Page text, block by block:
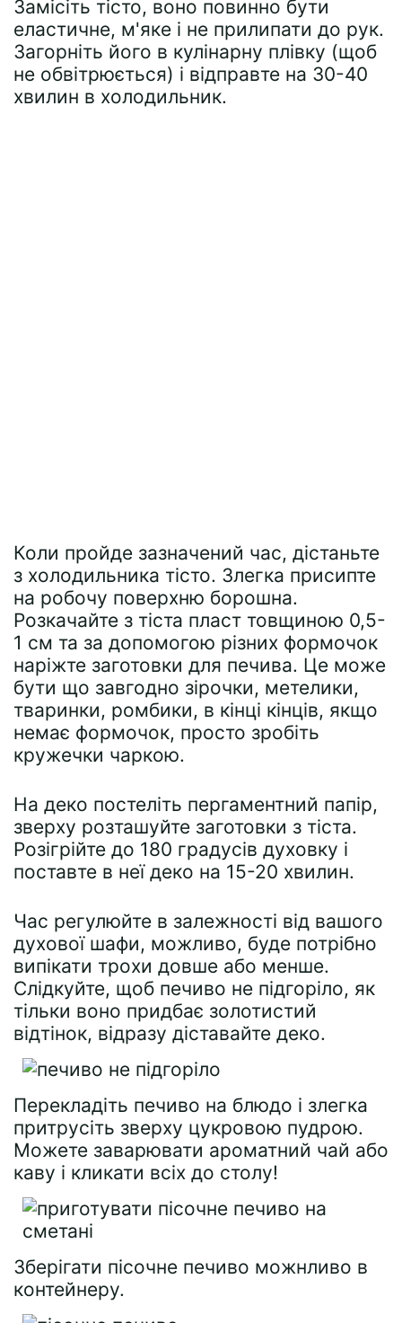
Замісіть тісто, воно повинно бути
еластичне, м'яке і не прилипати до рук.
Загорніть його в кулінарну плівку (щоб
не обвітрюється) і відправте на 30-40
хвилин в холодильник.
Коли пройде зазначений час, дістаньте
з холодильника тісто. Злегка присипте
на робочу поверхню борошна.
Розкачайте з тіста пласт товщиною 0,5-
1 см та за допомогою різних формочок
наріжте заготовки для печива. Це може
бути що завгодно зірочки, метелики,
тваринки, ромбики, в кінці кінців, якщо
немає формочок, просто зробіть
кружечки чаркою.
На деко постеліть пергаментний папір,
зверху розташуйте заготовки з тіста.
Розігрійте до 180 градусів духовку і
поставте в неї деко на 15-20 хвилин.
Час регулюйте в залежності від вашого
духової шафи, можливо, буде потрібно
випікати трохи довше або менше.
Слідкуйте, щоб печиво не підгоріло, як
тільки воно придбає золотистий
відтінок, відразу діставайте деко.
Перекладіть печиво на блюдо і злегка
притрусіть зверху цукровою пудрою.
Можете заварювати ароматний чай або
каву і кликати всіх до столу!
Зберігати пісочне печиво можнливо в
контейнеру.